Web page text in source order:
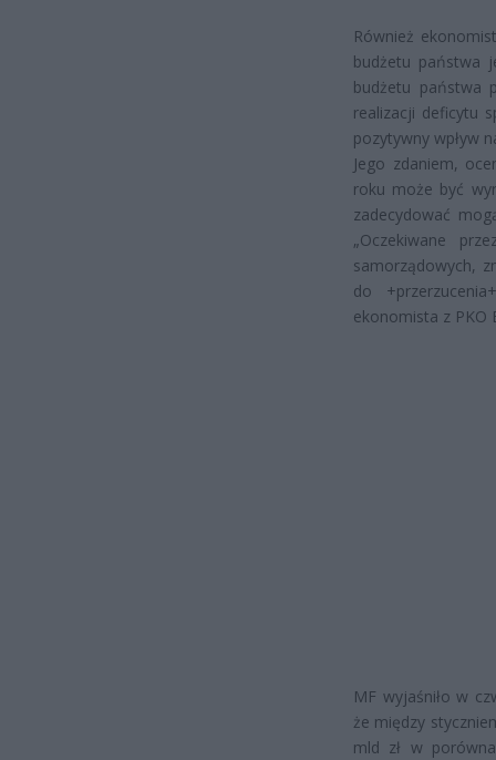
Również
budżetu państwa
budżetu państwa
realizacji deficytu
pozytywny wpływ
Jego zdaniem,
roku może być
zadecydować
„Oczekiwane
samorządowych,
do
ekonomista z PKO
MF wyjaśniło w
że między
mld zł w